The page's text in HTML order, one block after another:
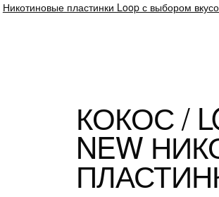
Никотиновые пластинки Loop с выбором
КОКОС /
NEW